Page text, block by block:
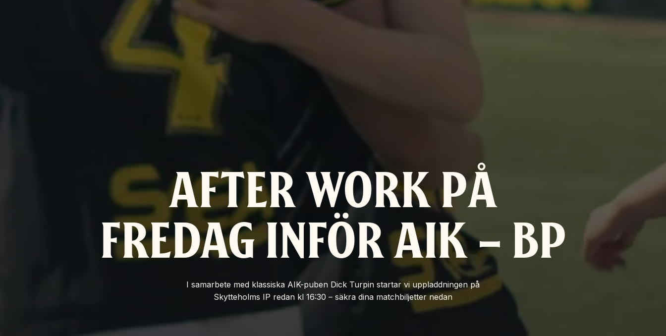
AFTER WORK PÅ
FREDAG INFÖR AIK – BP
I samarbete med klassiska AIK-puben Dick Turpin startar vi uppladdningen på
Skytteholms IP redan kl 16:30 – säkra dina matchbiljetter nedan